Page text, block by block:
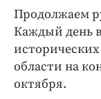
Клиника
Бренд
Продолжаем
Каждый день
области на
октября.